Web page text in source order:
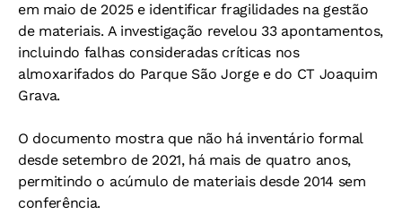
em maio de 2025 e identificar fragilidades na gestão
de materiais. A investigação revelou 33 apontamentos,
incluindo falhas consideradas críticas nos
almoxarifados do Parque São Jorge e do CT Joaquim
Grava.
O documento mostra que não há inventário formal
desde setembro de 2021, há mais de quatro anos,
permitindo o acúmulo de materiais desde 2014 sem
conferência.